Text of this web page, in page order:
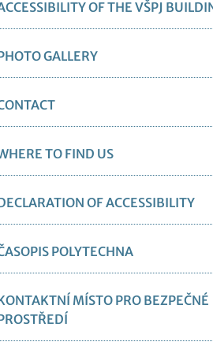
OF THE VŠPJ
GALLERY
TO FIND US
OF ACCESSIBILITY
POLYTECHNA
MÍSTO PRO BEZPEČNÉ